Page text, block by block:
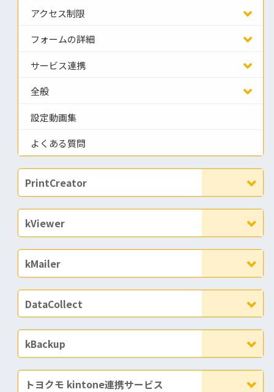
アクセス制限
フォームの詳細
サービス連携
全般
設定動画集
よくある質問
PrintCreator
kViewer
kMailer
DataCollect
kBackup
トヨクモ kintone連携サービス